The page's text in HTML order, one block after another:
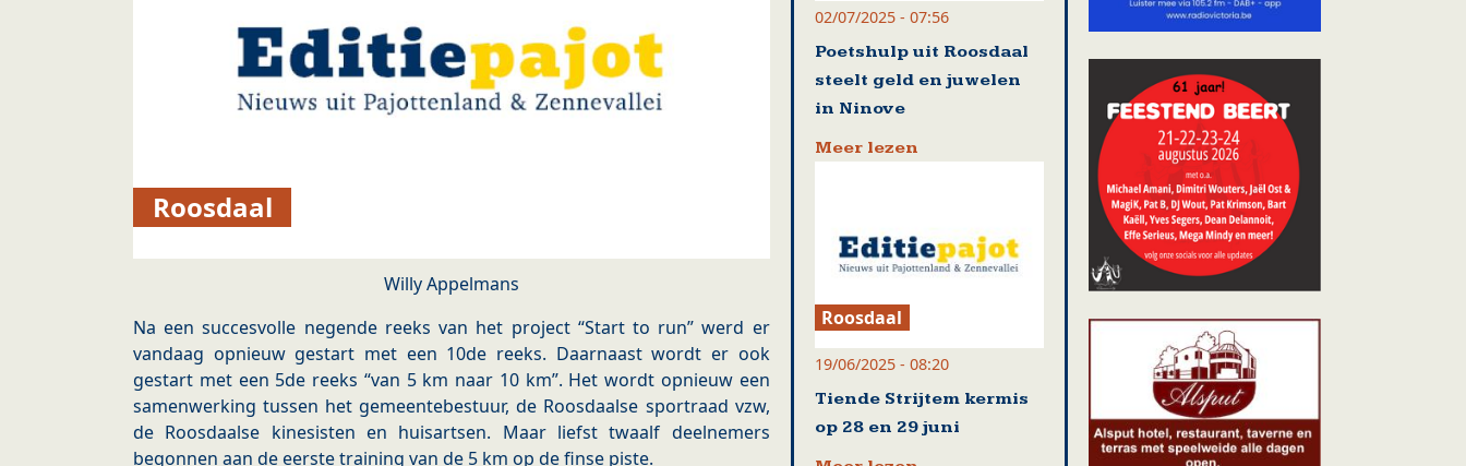
Roosdaal
Willy Appelmans
Na een succesvolle negende reeks van het project “Start to run” werd er
vandaag opnieuw gestart met een 10de reeks. Daarnaast wordt er ook
gestart met een 5de reeks “van 5 km naar 10 km”. Het wordt opnieuw een
samenwerking tussen het gemeentebestuur, de Roosdaalse sportraad vzw,
de Roosdaalse kinesisten en huisartsen. Maar liefst twaalf deelnemers
begonnen aan de eerste training van de 5 km op de finse piste.
02/07/2025 - 07:56
Poetshulp uit Roosdaal
steelt geld en juwelen
in Ninove
Meer lezen
Roosdaal
19/06/2025 - 08:20
Tiende Strijtem kermis
op 28 en 29 juni